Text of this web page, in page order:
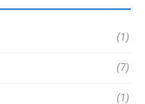
(1)
(7)
(1)